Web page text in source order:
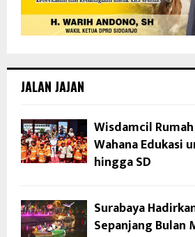
JALAN JAJAN
Wisdamcil
Wahana Edukasi
hingga SD
Surabaya
Sepanjang Bulan